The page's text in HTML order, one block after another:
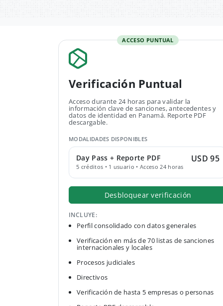
ACCESO PUNTUAL
Verificación Puntual
Acceso durante 24 horas para validar la
información clave de sanciones, antecedentes y
datos de identidad en Panamá. Reporte PDF
descargable.
MODALIDADES DISPONIBLES
Day Pass + Reporte PDF
5 créditos • 1 usuario • Acceso 24 horas
USD 95
Desbloquear verificación
INCLUYE:
Perfil consolidado con datos generales
Verificación en más de 70 listas de sanciones
internacionales y locales
Procesos judiciales
Directivos
Verificación de hasta 5 empresas o personas